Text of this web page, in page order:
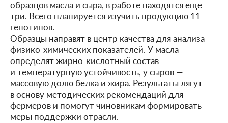
образцов масла и сыра, в работе находятся еще
три. Всего планируется изучить продукцию 11
генотипов.
Образцы направят в центр качества для анализа
физико-химических показателей. У масла
определят жирно-кислотный состав
и температурную устойчивость, у сыров —
массовую долю белка и жира. Результаты лягут
в основу методических рекомендаций для
фермеров и помогут чиновникам формировать
меры поддержки отрасли.